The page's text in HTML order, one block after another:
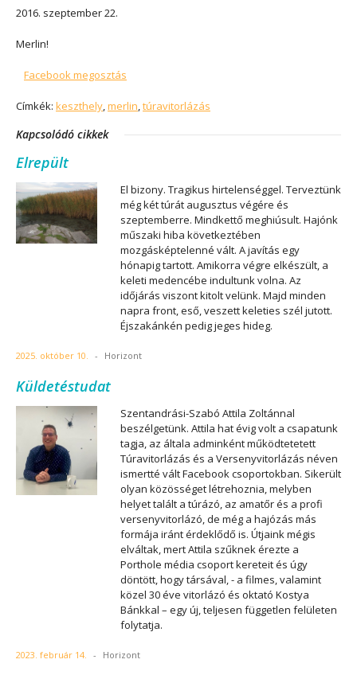
2016. szeptember 22.
Merlin!
Facebook megosztás
Címkék: keszthely,merlin,túravitorlázás
Kapcsolódó cikkek
Elrepült
El bizony. Tragikus hirtelenséggel. Terveztünk
még két túrát augusztus végére és
szeptemberre. Mindkettő meghiúsult. Hajónk
műszaki hiba következtében
mozgásképtelenné vált. A javítás egy
hónapig tartott. Amikorra végre elkészült, a
keleti medencébe indultunk volna. Az
időjárás viszont kitolt velünk. Majd minden
napra front, eső, veszett keleties szél jutott.
Éjszakánkén pedig jeges hideg.
2025. október 10. - Horizont
Küldetéstudat
Szentandrási-Szabó Attila Zoltánnal
beszélgetünk. Attila hat évig volt a csapatunk
tagja, az általa adminként működtetetett
Túravitorlázás és a Versenyvitorlázás néven
ismertté vált Facebook csoportokban. Sikerült
olyan közösséget létrehoznia, melyben
helyet talált a túrázó, az amatőr és a profi
versenyvitorlázó, de még a hajózás más
formája iránt érdeklődő is. Útjaink mégis
elváltak, mert Attila szűknek érezte a
Porthole média csoport kereteit és úgy
döntött, hogy társával, - a filmes, valamint
közel 30 éve vitorlázó és oktató Kostya
Bánkkal – egy új, teljesen független felületen
folytatja.
2023. február 14. - Horizont